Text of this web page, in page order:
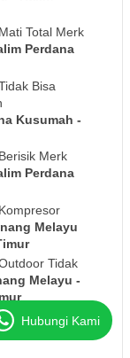
Total Merk
Perdana
Bisa
Kusumah -
Merk
Perdana
Melayu
Tidak
Melayu -
National,
Hubungi Kami